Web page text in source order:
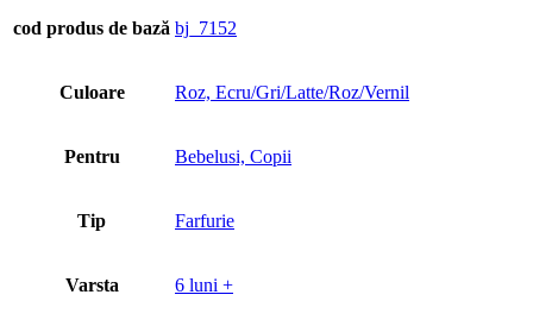
cod produs de bază bj_7152
Culoare Roz, Ecru/Gri/Latte/Roz/Vernil
Pentru Bebelusi, Copii
Tip Farfurie
Varsta 6 luni +